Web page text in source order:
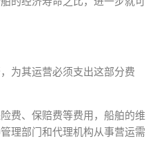
为其运营必须支出这部分费
费、保赔费等费用，船舶的维
理部门和代理机构从事营运需